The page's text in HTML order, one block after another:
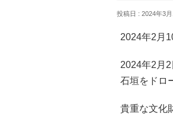
投稿日 : 2024年3月
2024年2月
2024年2月
石垣をドロ
貴重な文化